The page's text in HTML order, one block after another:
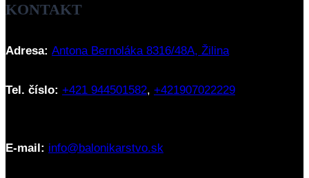
KONTAKT
Adresa: Antona Bernoláka 8316/48A, Žilina
Tel. číslo: +421 944501582, +421907022229
E-mail: info@balonikarstvo.sk